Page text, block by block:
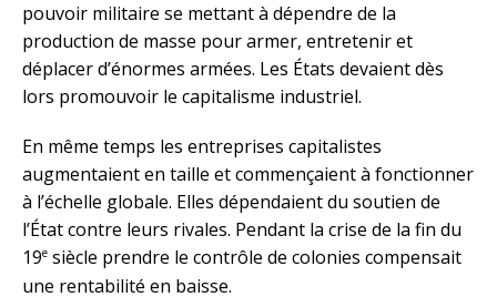
pouvoir militaire se mettant à dépendre de la
production de masse pour armer, entretenir et
déplacer d’énormes armées. Les États devaient dès
lors promouvoir le capitalisme industriel.
En même temps les entreprises capitalistes
augmentaient en taille et commençaient à fonctionner
à l’échelle globale. Elles dépendaient du soutien de
l’État contre leurs rivales. Pendant la crise de la fin du
19e siècle prendre le contrôle de colonies compensait
une rentabilité en baisse.